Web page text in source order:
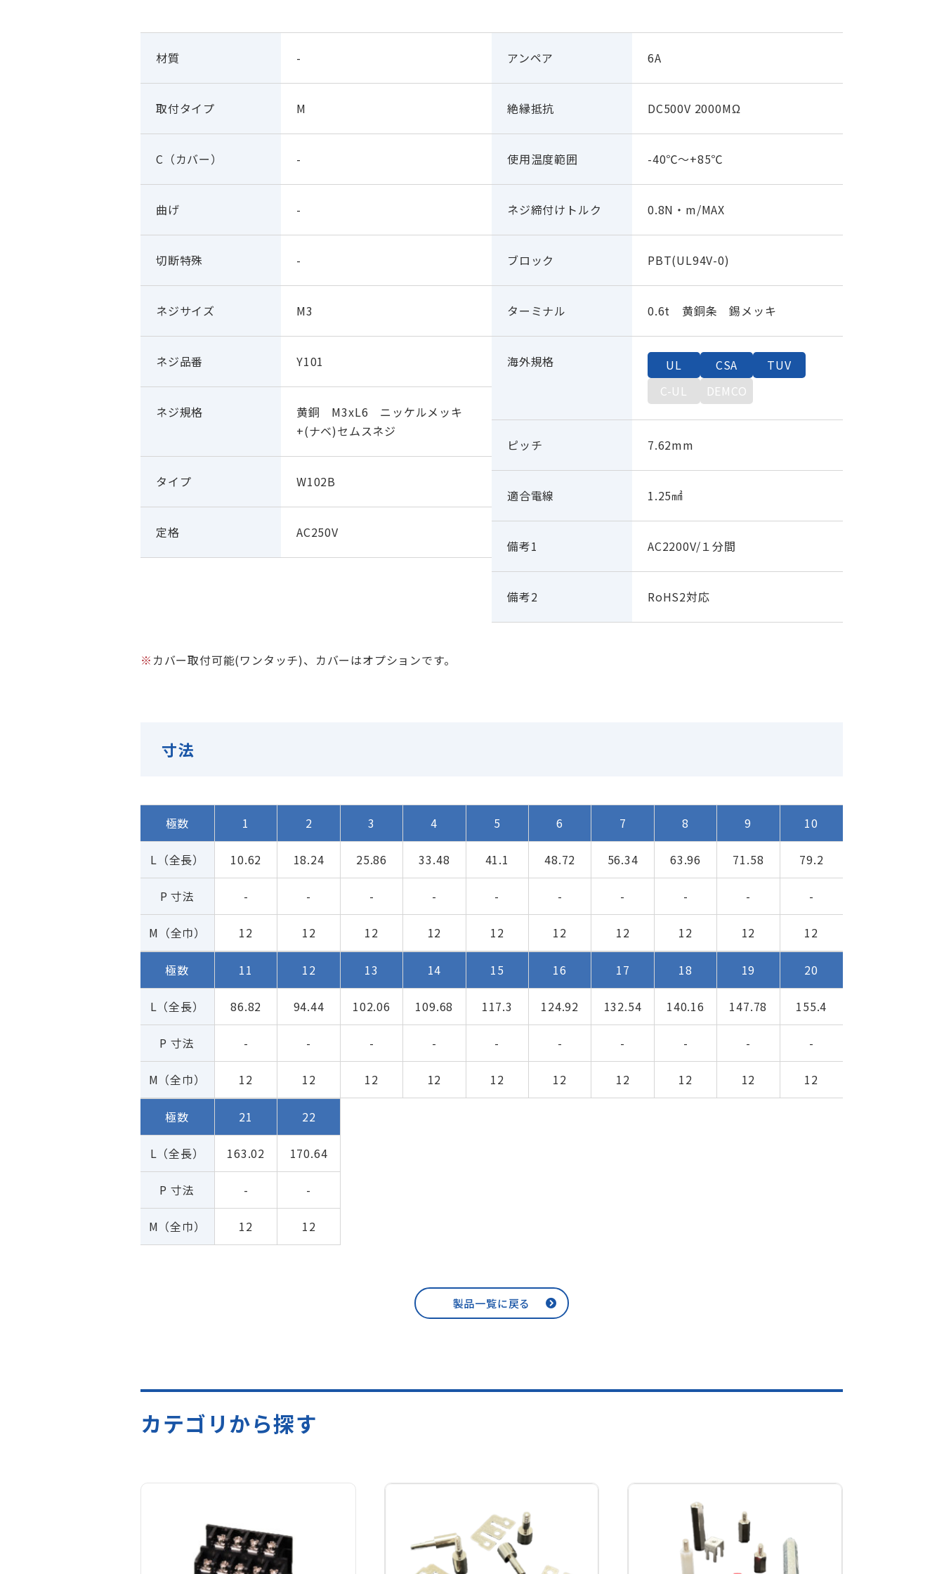
材質 -
取付タイプ M
C（カバー） -
曲げ -
切断特殊 -
ネジサイズ M3
ネジ品番 Y101
ネジ規格
黄銅 M3xL6 ニッケルメッキ
+(ナベ)セムスネジ
タイプ W102B
定格 AC250V
アンペア 6A
絶縁抵抗 DC500V 2000MΩ
使用温度範囲 -40℃～+85℃
ネジ締付けトルク 0.8N・m/MAX
ブロック PBT(UL94V-0)
ターミナル 0.6t 黄銅条 錫メッキ
海外規格 UL CSA
TUV
C-UL
DEMCO
ピッチ 7.62mm
適合電線 1.25㎟
備考1 AC2200V/１分間
備考2 RoHS2対応
カバー取付可能(ワンタッチ)、カバーはオプションです。
寸法
極数
L（全長）
P 寸法
M（全巾）
1
10.62
-
12
2
18.24
-
12
3
25.86
-
12
4
33.48
-
12
5
41.1
-
12
6
48.72
-
12
7
56.34
-
12
8
63.96
-
12
9
71.58
-
12
10
79.2
-
12
極数
L（全長）
P 寸法
M（全巾）
11
86.82
-
12
12
94.44
-
12
13
102.06
-
12
14
109.68
-
12
15
117.3
-
12
16
124.92
-
12
17
132.54
-
12
18
140.16
-
12
19
147.78
-
12
20
155.4
-
12
極数
L（全長）
P 寸法
M（全巾）
21
163.02
-
12
22
170.64
-
12
製品一覧に戻る
カテゴリから探す